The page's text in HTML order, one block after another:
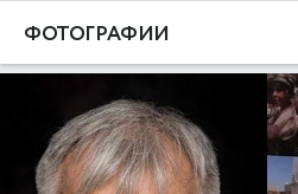
ФОТОГРАФИИ